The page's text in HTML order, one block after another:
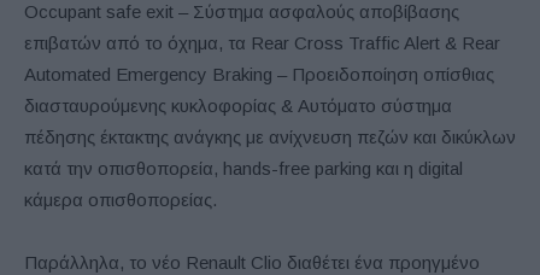
Occupant safe exit – Σύστημα ασφαλούς αποβίβασης
επιβατών από το όχημα, τα Rear Cross Traffic Alert & Rear
Automated Emergency Braking – Προειδοποίηση οπίσθιας
διασταυρούμενης κυκλοφορίας & Αυτόματο σύστημα
πέδησης έκτακτης ανάγκης με ανίχνευση πεζών και δικύκλων
κατά την οπισθοπορεία, hands-free parking και η digital
κάμερα οπισθοπορείας.
Παράλληλα, το νέο Renault Clio διαθέτει ένα προηγμένο